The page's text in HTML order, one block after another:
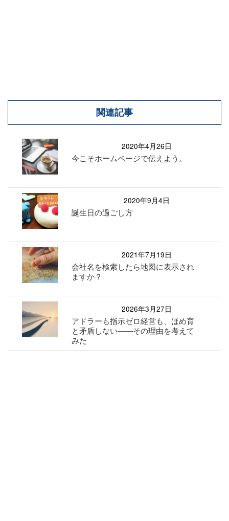
関連記事
2020年4月26日
今こそホームページで伝えよう。
2020年9月4日
誕生日の過ごし方
2021年7月19日
会社名を検索したら地図に表示され
ますか？
2026年3月27日
アドラーも指示ゼロ経営も、ほめ育
と矛盾しない――その理由を考えて
みた